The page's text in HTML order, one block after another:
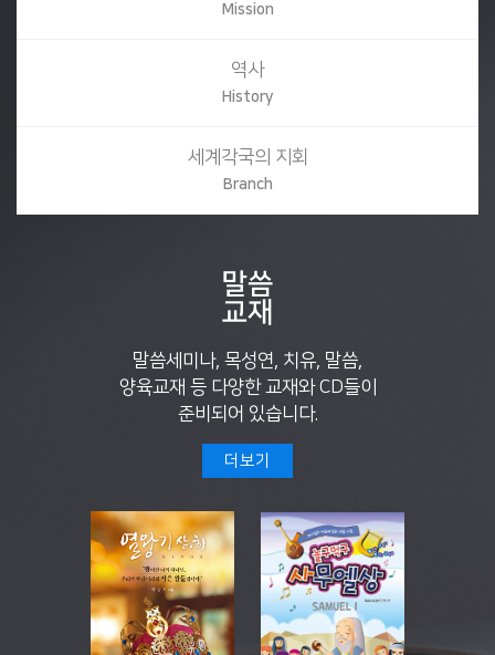
Mission
역사
History
세계각국의 지회
Branch
말씀세미나, 목성연, 치유, 말씀,
양육교재 등 다양한 교재와 CD들이
준비되어 있습니다.
더보기